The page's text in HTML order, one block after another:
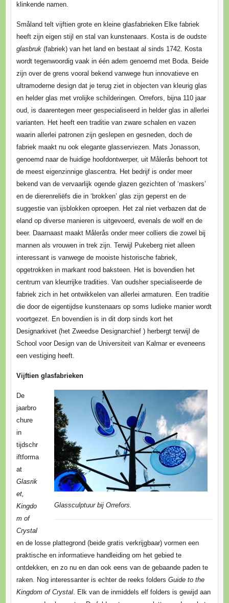
klinkende namen.
Småland telt vijftien grote en kleine glasfabrieken Elke fabriek
heeft zijn eigen stijl en stal van kunstenaars. Kosta is de oudste
glasbruk(fabriek) van het land en bestaat al sinds 1742. Kosta
wordt tegenwoordig vaak in één adem genoemd met Boda. Beide
zijn over de grens vooral bekend vanwege hun innovatieve en
ultramoderne design dat je terug ziet in objecten van kleurig glas
en helder glas met vrolijke schilderingen. Orrefors, bijna 110 jaar
oud, is daarentegen meer gespecialiseerd in helder glas in allerlei
varianten. Het heeft een traditie van zware schalen en vazen
waarin allerlei patronen zijn geslepen en gesneden, doch de
fabriek maakt nu ook elegante glasserviezen. Mats Jonasson,
genoemd naar de huidige hoofdontwerper, uit Målerås behoort tot
de meest eigenzinnige glascentra. Het bedrijf is onder meer
bekend van de vervaarlijk ogende glazen gezichten of ‘maskers’
en de dierenreliëfs die in ‘brokken’ glas zijn geperst en de
suggestie van ijsblokken oproepen. Het zal niet verbazen dat de
eland op diverse manieren is uitgevoerd, evenals de wolf en de
beer. Daarnaast maakt Målerås onder meer colliers die zowel bij
mannen als vrouwen in trek zijn. Terwijl Pukeberg niet alleen
interessant is vanwege de mooiste historische fabriek,
opgetrokken in markant rood baksteen. Het is bovendien het
centrum van kleurrijke tradities. Van oudsher specialiseerde de
fabriek zich in het ontwikkelen van allerlei armaturen. Een traditie
die door de eigentijdse kunstenaars op soms ludieke manier wordt
voortgezet. En bovendien is in dit dorp sinds kort het
Designarkivet (het Zweedse Designarchief ) herbergt terwijl de
School voor Design van de Universiteit van Kalmar er eveneens
een vestiging heeft.
Vijftien glasfabrieken
Glassculptuur bij Orrefors.
De
jaarbro
chure
in
tijdschr
iftforma
at
Glasrik
et,
Kingdo
m of
Crystal
en de losse plattegrond (beide gratis verkrijgbaar) vormen een
praktische en informatieve handleiding om het gebied te
ontdekken, en zo nu en dan ook eens van de gebaande paden te
raken. Nog interessanter is echter de reeks folders Guide to the
Kingdom of Crystal. Elk van de inmiddels elf folders is gewijd aan